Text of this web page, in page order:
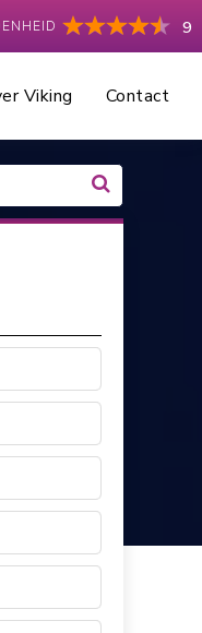
9
Viking Contact